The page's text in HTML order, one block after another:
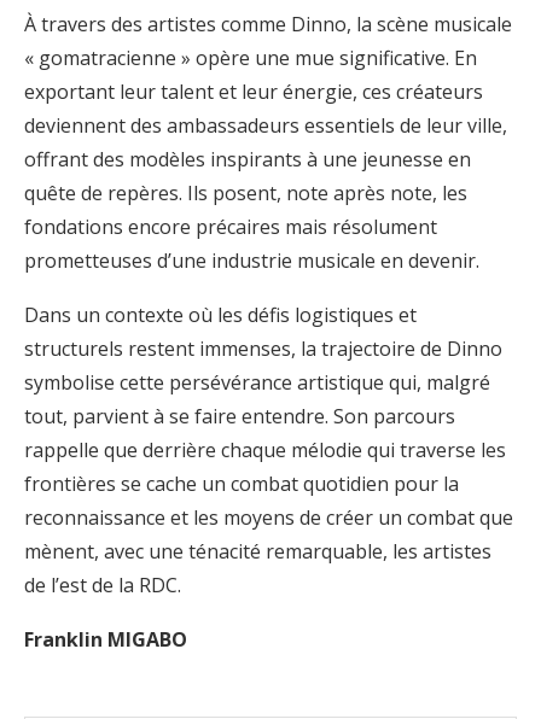
À travers des artistes comme Dinno, la scène musicale
« gomatracienne » opère une mue significative. En
exportant leur talent et leur énergie, ces créateurs
deviennent des ambassadeurs essentiels de leur ville,
offrant des modèles inspirants à une jeunesse en
quête de repères. Ils posent, note après note, les
fondations encore précaires mais résolument
prometteuses d’une industrie musicale en devenir.
Dans un contexte où les défis logistiques et
structurels restent immenses, la trajectoire de Dinno
symbolise cette persévérance artistique qui, malgré
tout, parvient à se faire entendre. Son parcours
rappelle que derrière chaque mélodie qui traverse les
frontières se cache un combat quotidien pour la
reconnaissance et les moyens de créer un combat que
mènent, avec une ténacité remarquable, les artistes
de l’est de la RDC.
Franklin MIGABO